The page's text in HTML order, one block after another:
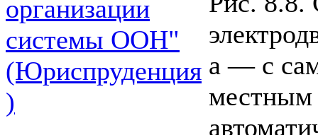
организации
системы ООН"
(Юриспруденция
)
а — с
местным